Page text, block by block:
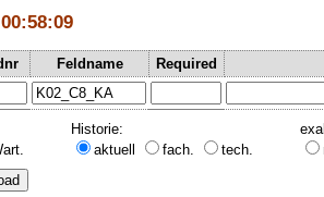
Feldname Required
Historie:
aktuell
fach. tech.